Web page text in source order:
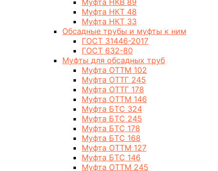
Муфта НКВ 89
Муфта НКТ 48
Муфта НКТ 33
Обсадные трубы и муфты к ним
ГОСТ 31446-2017
ГОСТ 632-80
Муфты для обсадных труб
Муфта ОТТМ 102
Муфта ОТТГ 245
Муфта ОТТГ 178
Муфта ОТТМ 146
Муфта БТС 324
Муфта БТС 245
Муфта БТС 178
Муфта БТС 168
Муфта ОТТМ 127
Муфта БТС 146
Муфта ОТТМ 245